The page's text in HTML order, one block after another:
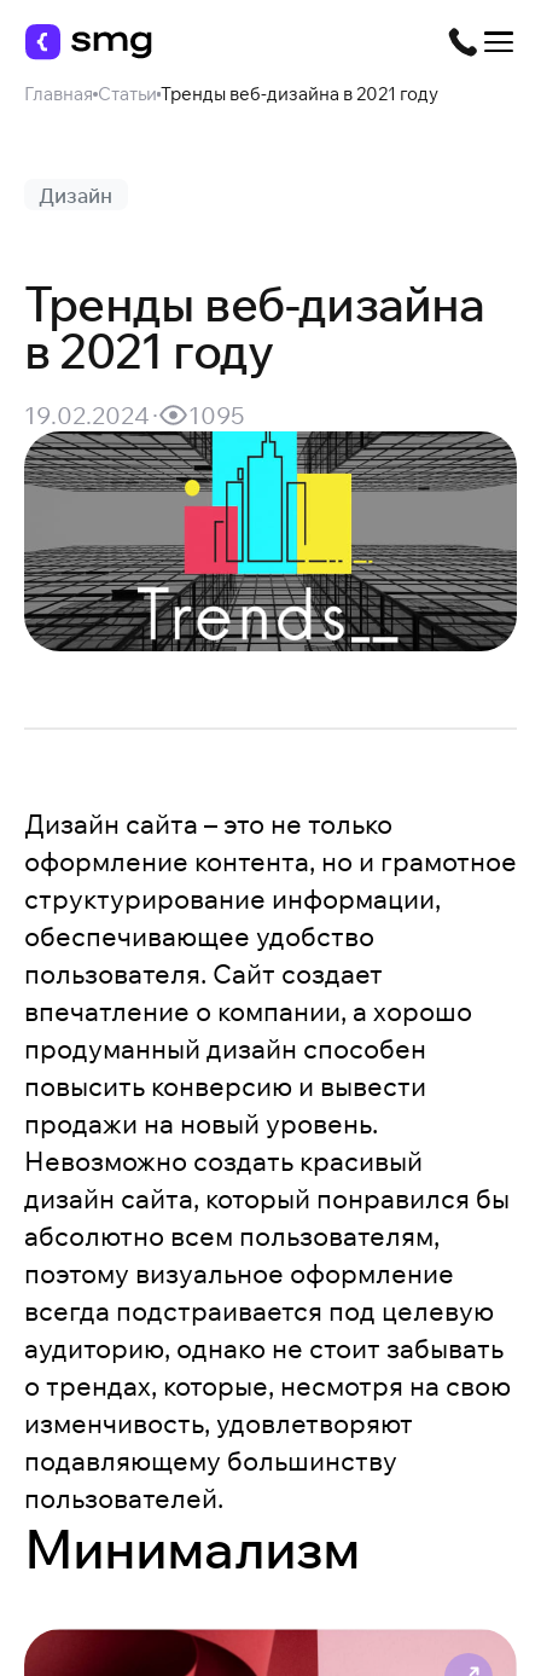
Главная Статьи Тренды веб-дизайна в 2021 году
Дизайн
Тренды веб-дизайна
в 2021 году
19.02.2024 1095
Дизайн сайта – это не только
оформление контента, но и грамотное
структурирование информации,
обеспечивающее удобство
пользователя. Сайт создает
впечатление о компании, а хорошо
продуманный дизайн способен
повысить конверсию и вывести
продажи на новый уровень.
Невозможно создать красивый
дизайн сайта, который понравился бы
абсолютно всем пользователям,
поэтому визуальное оформление
всегда подстраивается под целевую
аудиторию, однако не стоит забывать
о трендах, которые, несмотря на свою
изменчивость, удовлетворяют
подавляющему большинству
пользователей.
Минимализм